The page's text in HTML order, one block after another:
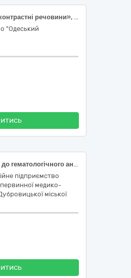
33696 – «Реактиви та контрастні речовини», 8 найменувань.
"Одеський
Лабораторні реактиви до гематологічного аналізатора BC-20s Mindray
підприємство
медико-
міської